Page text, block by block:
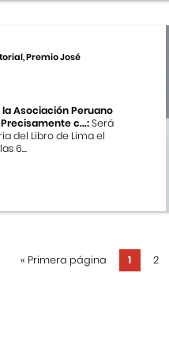
Premio José
la Asociación Peruano
c...:Será
del Libro de Lima el
6...
« Primera página 1 2